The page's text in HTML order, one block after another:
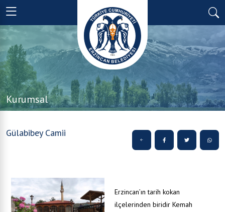
Kurumsal
Gülabibey Camii
Erzincan’ın tarih kokan
ilçelerinden biridir Kemah